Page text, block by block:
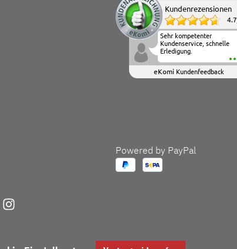
Kundenrezensionen
4.7
Sehr kompetenter
Kundenservice, schnelle
Erledigung.
eKomi Kundenfeedback
Powered by PayPal